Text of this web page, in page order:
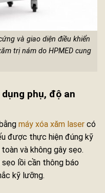
và giao diện điều khiển
trị nám do HPMED cung
phụ, độ an
máy xóa xăm laser có
được thực hiện đúng kỹ
và không gây sẹo.
lồi cần thông báo
kỹ lưỡng.